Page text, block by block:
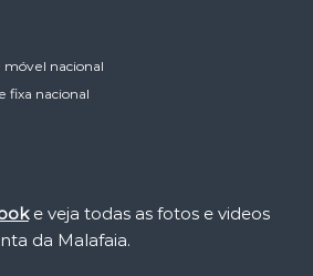
móvel nacional
fixa nacional
e veja todas as fotos e videos
da Malafaia.